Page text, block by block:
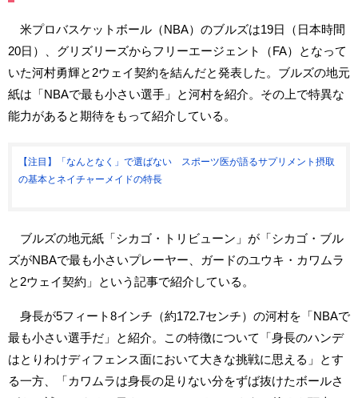
米プロバスケットボール（NBA）のブルズは19日（日本時間
20日）、グリズリーズからフリーエージェント（FA）となって
いた河村勇輝と2ウェイ契約を結んだと発表した。ブルズの地元
紙は「NBAで最も小さい選手」と河村を紹介。その上で特異な
能力があると期待をもって紹介している。
【注目】「なんとなく」で選ばない スポーツ医が語るサプリメント摂取
の基本とネイチャーメイドの特長
ブルズの地元紙「シカゴ・トリビューン」が「シカゴ・ブル
ズがNBAで最も小さいプレーヤー、ガードのユウキ・カワムラ
と2ウェイ契約」という記事で紹介している。
身長が5フィート8インチ（約172.7センチ）の河村を「NBAで
最も小さい選手だ」と紹介。この特徴について「身長のハンデ
はとりわけディフェンス面において大きな挑戦に思える」とす
る一方、「カワムラは身長の足りない分をずば抜けたボールさ